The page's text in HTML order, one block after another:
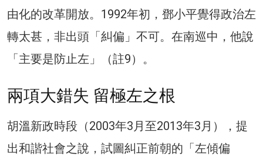
由化的改革開放。1992年初，鄧小平覺得政治左
轉太甚，非出頭「糾偏」不可。在南巡中，他說
「主要是防止左」（註9）。
兩項大錯失 留極左之根
胡溫新政時段（2003年3月至2013年3月），提
出和諧社會之說，試圖糾正前朝的「左傾偏